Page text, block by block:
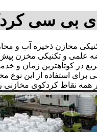
بی سی
مخازن ذخیره آب و
علمی و تکنیکی مخزن
در کوتاهترین زمان و
استفاده از این نوع